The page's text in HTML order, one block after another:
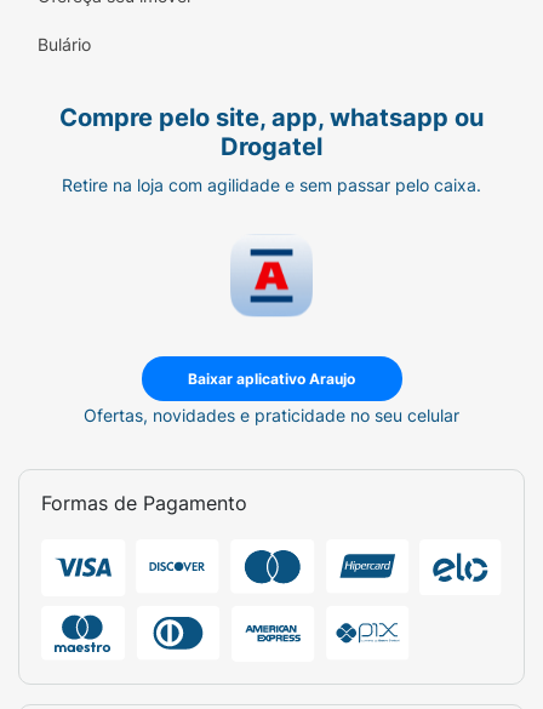
Bulário
Compre pelo site, app, whatsapp ou
Drogatel
Retire na loja com agilidade e sem passar pelo caixa.
Baixar aplicativo Araujo
Ofertas, novidades e praticidade no seu celular
Formas de Pagamento